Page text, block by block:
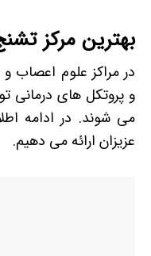
بهترین مرکز
در مراکز علوم اعصاب
و پروتکل های درمانی
می شوند. در ادامه
عزیزان ارائه می دهیم.